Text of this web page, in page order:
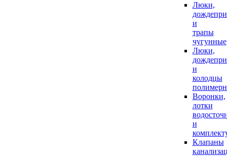
Люки,
и
трапы
чугунные
Люки,
и
колодцы
Воронки,
лотки
и
Клапаны